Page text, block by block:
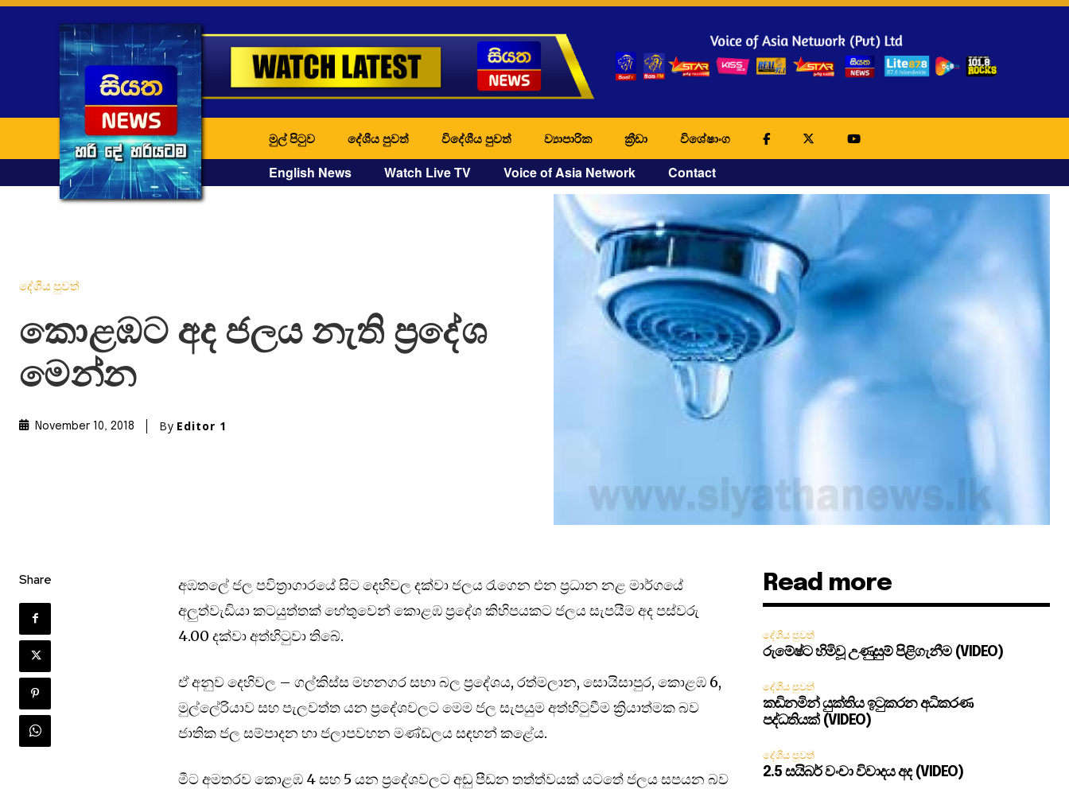
මුල් පිටුව දේශීය පුවත් විදේශීය පුවත් ව්‍යාපාරික ක්‍රීඩා විශේෂාංග
English News Watch Live TV Voice of Asia Network Contact
දේශීය පුවත්
කොළඹට අද ජලය නැති ප්‍රදේශ
මෙන්න
November 10, 2018 By Editor 1
Share
අඹතලේ ජල පවිත්‍රාගාරයේ සිට දෙහිවල දක්වා ජලය රැගෙන එන ප්‍රධාන නළ මාර්ගයේ
අලුත්වැඩියා කටයුත්තක් හේතුවෙන් කොළඹ ප්‍රදේශ කිහිපයකට ජලය සැපයීම අද පස්වරු
4.00 දක්වා අත්හිටුවා තිබේ.
ඒ අනුව දෙහිවල – ගල්කිස්ස මහනගර සභා බල ප්‍රදේශය, රත්මලාන, සොයිසාපුර, කොළඹ 6,
මුල්ලේරියාව සහ පැලවත්ත යන ප්‍රදේශවලට මෙම ජල සැපයුම අත්හිටුවීම ක්‍රියාත්මක බව
ජාතික ජල සම්පාදන හා ජලාපවහන මණ්ඩලය සඳහන් කළේය.
මීට අමතරව කොළඹ 4 සහ 5 යන ප්‍රදේශවලට අඩු පීඩන තත්ත්වයක් යටතේ ජලය සපයන බව
Read more
දේශීය පුවත්
රුමේෂ්ට හිමිවූ උණුසුම් පිළිගැනීම (VIDEO)
දේශීය පුවත්
කඩිනමින් යුක්තිය ඉටුකරන අධිකරණ
පද්ධතියක් (VIDEO)
දේශීය පුවත්
2.5 සයිබර් වංචා විවාදය අද (VIDEO)